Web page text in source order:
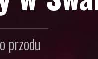
przodu